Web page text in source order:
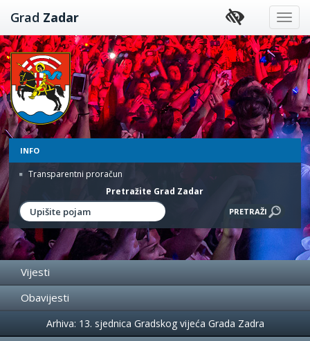
Preskoči
na
sadržaj
Grad Zadar
INFO
Transparentni proračun
Pretražite Grad Zadar
Vijesti
Obavijesti
Događanja
Arhiva: 13. sjednica Gradskog vijeća Grada Zadra